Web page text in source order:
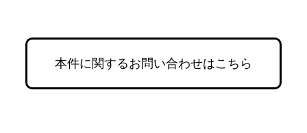
本件に関するお問い合わせはこちら